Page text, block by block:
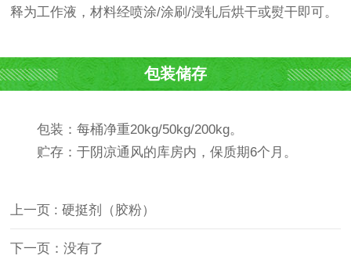
释为工作液，材料经喷涂/涂刷/浸轧后烘干或熨干即可。
包装储存
包装：每桶净重20kg/50kg/200kg。
贮存：于阴凉通风的库房内，保质期6个月。
上一页 : 硬挺剂（胶粉）
下一页：没有了